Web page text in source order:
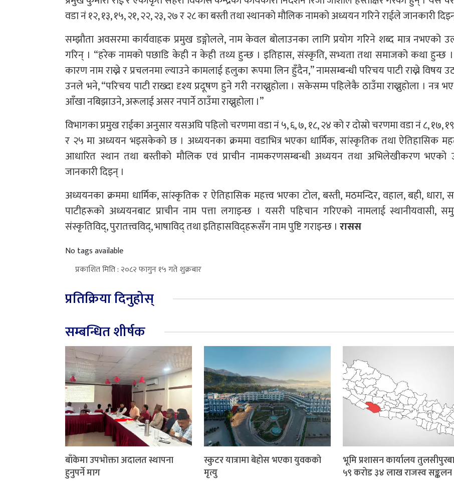
वडा नं १२, १३, १५, २१, २२, २३, २७ र २८ का बस्ती तथा स्थानको मौलिक नामको अध्ययन गरिने राईले जानकारी
सम्झौता अवसरमा कार्यवाहक प्रमुख डङ्गोलले, नाम केवल बोलाउनका लागि प्रयोग गरिने शब्द मात्र नभएको
गरिन् । “हरेक नामको पछाडि केही न केही तथ्य हुन्छ । इतिहास, संस्कृति, सभ्यता तथा समाजको कथा हुन्छ
कारण नाम राख्ने र प्रचलनमा ल्याउने कामलाई हलुका रूपमा लिन हुँदैन,” नामसम्बन्धी परिचय पाटी राख्ने विषय
उनले भने, “परिचय पाटी राख्दा दृश्य प्रदूषण हुने गरी नराख्नुहोला । सकेसम्म पहिलेकै ठाउँमा राख्नुहोला । नत्र भए
आँखा नबिझाउने, अरूलाई असर नपार्ने ठाउँमा राख्नुहोला ।”
विभागका प्रमुख राईका अनुसार यसअघि पहिलो चरणमा वडा नं ५, ६, ७, १८, २४ को र दोस्रो चरणमा वडा नं ८, १७,
र २५ मा अध्ययन भइसकेको छ । अध्ययनका क्रममा वडाभित्र भएका धार्मिक, सांस्कृतिक तथा ऐतिहासिक
आधारित स्थान तथा बस्तीको मौलिक एवं प्राचीन नामकरणसम्बन्धी अध्ययन तथा अभिलेखीकरण भएको
जानकारी दिइन् ।
अध्ययनका क्रममा धार्मिक, सांस्कृतिक र ऐतिहासिक महत्त्व भएका टोल, बस्ती, मठमन्दिर, वहाल, बही, धारा,
पाटीहरूको अध्ययनबाट प्राचीन नाम पत्ता लगाइन्छ । यसरी पहिचान गरिएको नामलाई स्थानीयवासी,
संस्कृतिविद्, पुरातत्त्वविद्, भाषाविद् तथा इतिहासविद्हरूसँग नाम पुष्टि गराइन्छ । रासस
No tags available
प्रकाशित मिति : २०८२ फागुन १५ गते शुक्रबार
प्रतिक्रिया दिनुहोस्
सम्बन्धित शीर्षक
बाँकेमा उपभोक्ता अदालत स्थापना
हुनुपर्ने माग
स्कुटर यात्रामा बेहोस भएका युवकको
मृत्यु
भूमि प्रशासन कार्यालय
५९ करोड ३४ लाख राजस्व सङ्कलन